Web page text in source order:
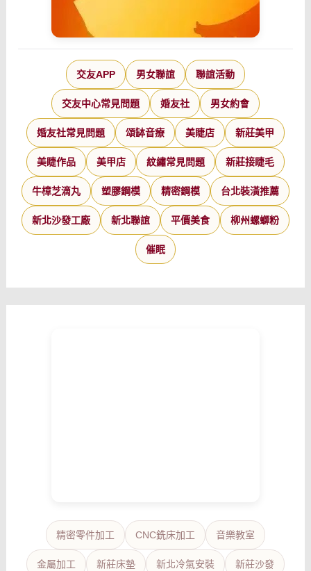
交友APP 男女聯誼 聯誼活動
交友中心常見問題 婚友社 男女約會
婚友社常見問題 頌缽音療 美睫店 新莊美甲
美睫作品 美甲店 紋繡常見問題 新莊接睫毛
牛樟芝滴丸 塑膠鋼模 精密鋼模 台北裝潢推薦
新北沙發工廠 新北聯誼 平價美食 柳州螺螄粉
催眠
精密零件加工 CNC銑床加工 音樂教室
金屬加工 新莊床墊 新北冷氣安裝 新莊沙發